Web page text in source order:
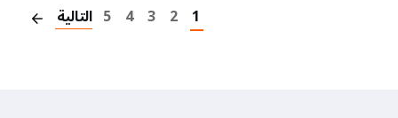
1
2
3
4
5 التالية